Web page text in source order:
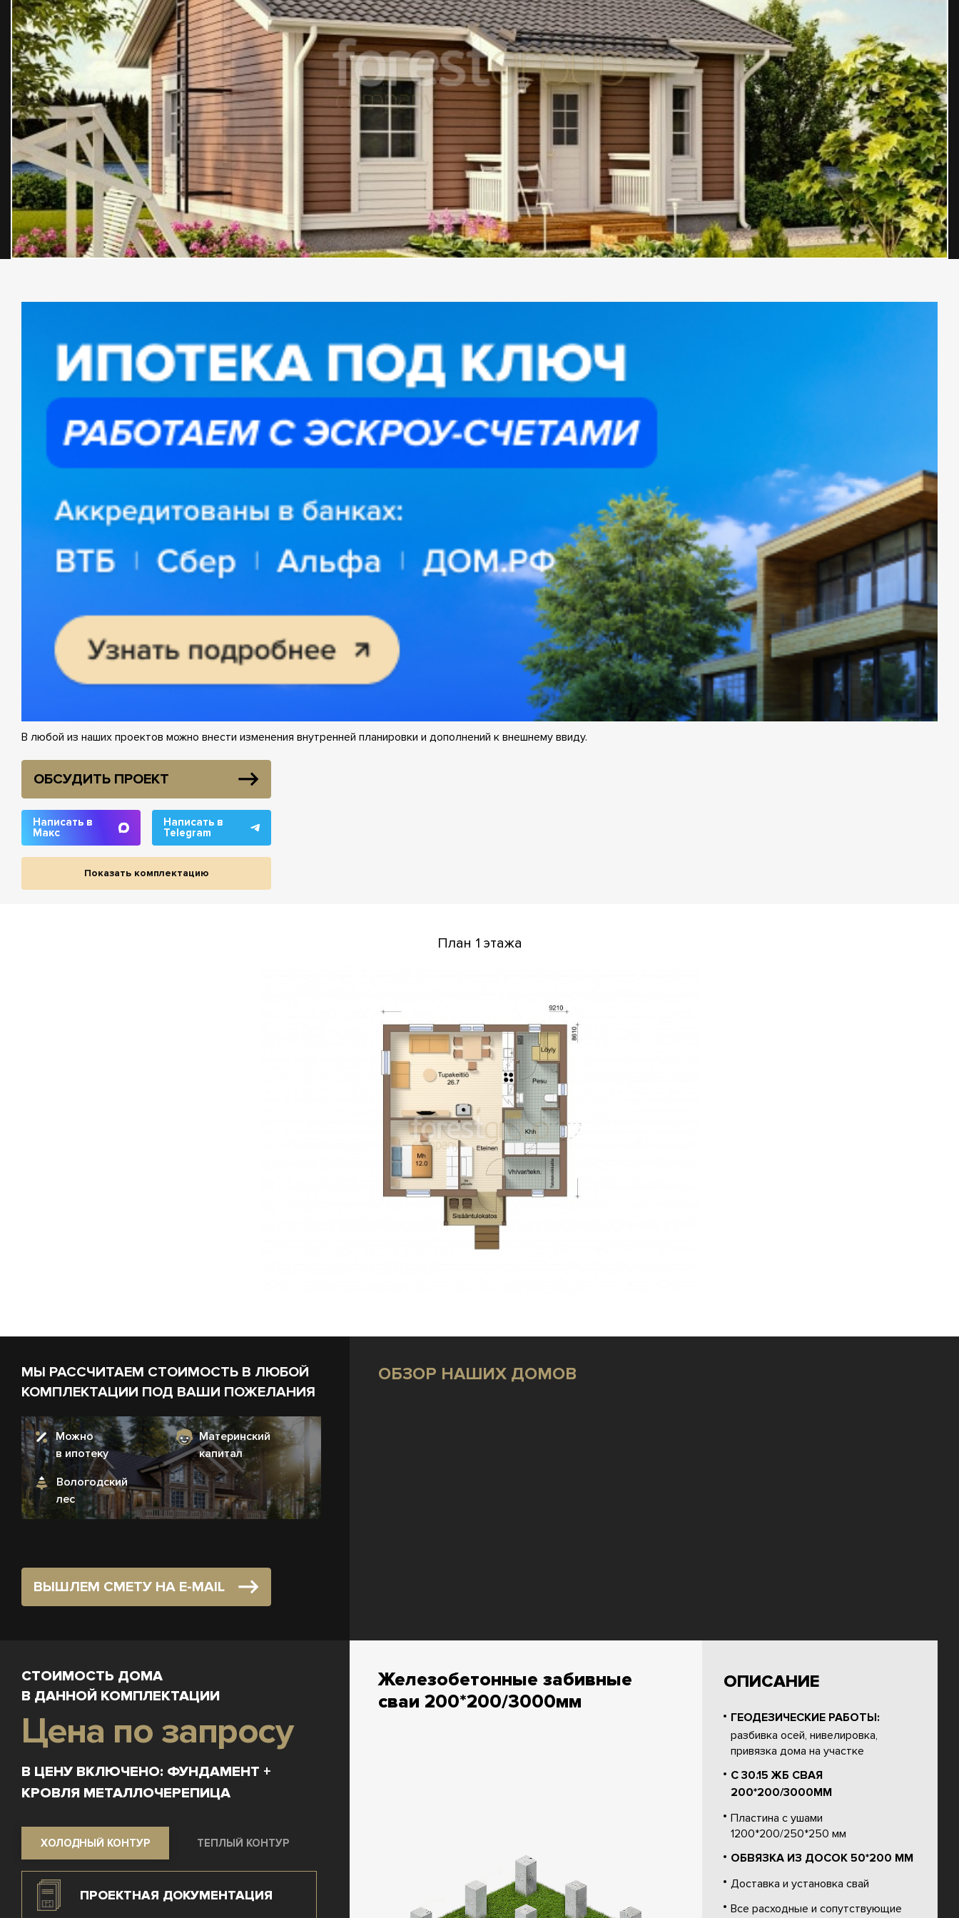
В любой из наших проектов можно внести изменения внутренней планировки и дополнений к внешнему ввиду.
ОБСУДИТЬ ПРОЕКТ
Написать в
Макс
Написать в
Telegram
Показать комплектацию
План 1 этажа
МЫ РАССЧИТАЕМ СТОИМОСТЬ В ЛЮБОЙ
КОМПЛЕКТАЦИИ ПОД ВАШИ ПОЖЕЛАНИЯ
Можно
в ипотеку
Материнский
капитал
Вологодский
лес
ВЫШЛЕМ СМЕТУ НА E-MAIL
ОБЗОР НАШИХ ДОМОВ
СТОИМОСТЬ ДОМА
В ДАННОЙ КОМПЛЕКТАЦИИ
Цена по запросу
В ЦЕНУ ВКЛЮЧЕНО: ФУНДАМЕНТ +
КРОВЛЯ МЕТАЛЛОЧЕРЕПИЦА
ХОЛОДНЫЙ КОНТУР ТЕПЛЫЙ КОНТУР
ПРОЕКТНАЯ ДОКУМЕНТАЦИЯ
Железобетонные забивные
сваи 200*200/3000мм
ОПИСАНИЕ
ГЕОДЕЗИЧЕСКИЕ РАБОТЫ:
разбивка осей, нивелировка,
привязка дома на участке
С 30.15 ЖБ СВАЯ
200*200/3000ММ
Пластина с ушами
1200*200/250*250 мм
ОБВЯЗКА ИЗ ДОСОК 50*200 ММ
Доставка и установка свай
Все расходные и сопутствующие